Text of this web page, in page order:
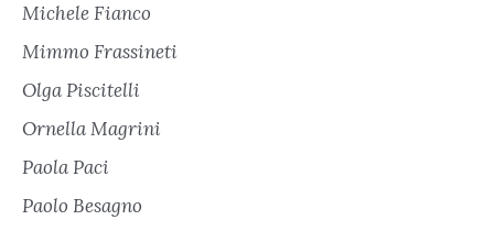
Michele Fianco
Mimmo Frassineti
Olga Piscitelli
Ornella Magrini
Paola Paci
Paolo Besagno